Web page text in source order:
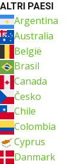
ALTRI PAESI
Argentina
Australia
België
Brasil
Canada
Česko
Chile
Colombia
Cyprus
Danmark